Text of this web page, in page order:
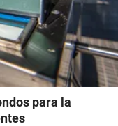
para la